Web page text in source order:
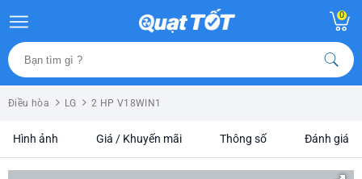
0
Điều hòa LG 2 HP V18WIN1
Hình ảnh Giá / Khuyến mãi Thông số Đánh giá